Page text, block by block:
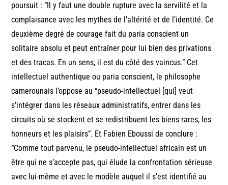
poursuit : “Il y faut une double rupture avec la servilité et la
complaisance avec les mythes de l’altérité et de l’identité. Ce
deuxième degré de courage fait du paria conscient un
solitaire absolu et peut entraîner pour lui bien des privations
et des tracas. En un sens, il est du côté des vaincus.” Cet
intellectuel authentique ou paria conscient, le philosophe
camerounais l’oppose au “pseudo-intellectuel [qui] veut
s’intégrer dans les réseaux administratifs, entrer dans les
circuits où se stockent et se redistribuent les biens rares, les
honneurs et les plaisirs”. Et Fabien Eboussi de conclure :
“Comme tout parvenu, le pseudo-intellectuel africain est un
être qui ne s’accepte pas, qui élude la confrontation sérieuse
avec lui-même et avec le modèle auquel il s’est identifié au